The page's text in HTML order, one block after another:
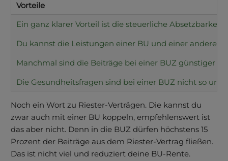
Vorteile
Ein ganz klarer Vorteil ist die steuerliche
Du kannst die Leistungen einer BU und einer anderen
Manchmal sind die Beiträge bei einer BUZ günstiger
Die Gesundheitsfragen sind bei einer BUZ nicht so
Noch ein Wort zu Riester-Verträgen. Die kannst du
zwar auch mit einer BU koppeln, empfehlenswert ist
das aber nicht. Denn in die BUZ dürfen höchstens 15
Prozent der Beiträge aus dem Riester-Vertrag fließen.
Das ist nicht viel und reduziert deine BU-Rente.